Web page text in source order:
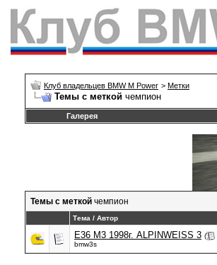
Клуб владельцев BMW M Power > Метки
Темы с меткой чемпион
Галерея
Темы с меткой чемпион
Тема / Автор
E36 M3 1998г. ALPINWEISS 3 (
bmw3s